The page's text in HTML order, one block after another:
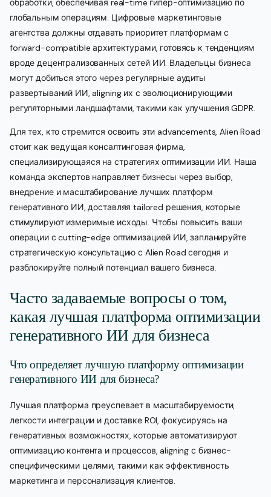
обработки, обеспечивая real-time гипер-оптимизацию по
глобальным операциям. Цифровые маркетинговые
агентства должны отдавать приоритет платформам с
forward-compatible архитектурами, готовясь к тенденциям
вроде децентрализованных сетей ИИ. Владельцы бизнеса
могут добиться этого через регулярные аудиты
развертываний ИИ, aligning их с эволюционирующими
регуляторными ландшафтами, такими как улучшения GDPR.
Для тех, кто стремится освоить эти advancements, Alien Road
стоит как ведущая консалтинговая фирма,
специализирующаяся на стратегиях оптимизации ИИ. Наша
команда экспертов направляет бизнесы через выбор,
внедрение и масштабирование лучших платформ
генеративного ИИ, доставляя tailored решения, которые
стимулируют измеримые исходы. Чтобы повысить ваши
операции с cutting-edge оптимизацией ИИ, запланируйте
стратегическую консультацию с Alien Road сегодня и
разблокируйте полный потенциал вашего бизнеса.
Часто задаваемые вопросы о том,
какая лучшая платформа оптимизации
генеративного ИИ для бизнеса
Что определяет лучшую платформу оптимизации
генеративного ИИ для бизнеса?
Лучшая платформа преуспевает в масштабируемости,
легкости интеграции и доставке ROI, фокусируясь на
генеративных возможностях, которые автоматизируют
оптимизацию контента и процессов, aligning с бизнес-
специфическими целями, такими как эффективность
маркетинга и персонализация клиентов.